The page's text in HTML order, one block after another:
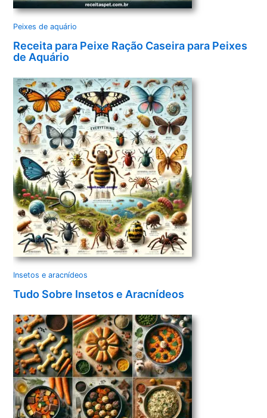
Peixes de aquário
Receita para Peixe Ração Caseira para Peixes
de Aquário
Insetos e aracnídeos
Tudo Sobre Insetos e Aracnídeos